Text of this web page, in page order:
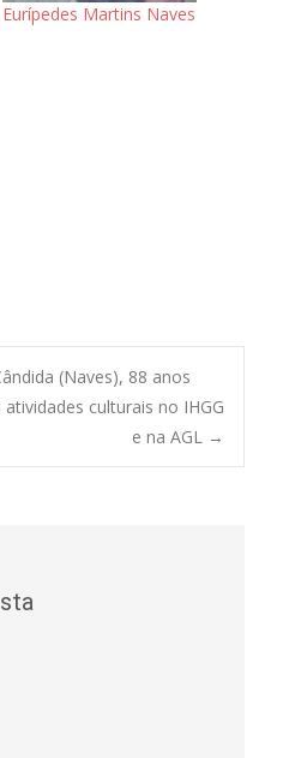
Eurípedes Martins Naves
(Naves), 88 anos
culturais no IHGG
e na AGL →